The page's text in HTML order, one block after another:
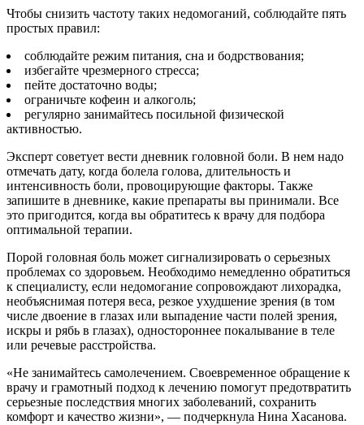
Чтобы снизить частоту таких недомоганий, соблюдайте пять
простых правил:
соблюдайте режим питания, сна и бодрствования;
избегайте чрезмерного стресса;
пейте достаточно воды;
ограничьте кофеин и алкоголь;
регулярно занимайтесь посильной физической
активностью.
Эксперт советует вести дневник головной боли. В нем надо
отмечать дату, когда болела голова, длительность и
интенсивность боли, провоцирующие факторы. Также
запишите в дневнике, какие препараты вы принимали. Все
это пригодится, когда вы обратитесь к врачу для подбора
оптимальной терапии.
Порой головная боль может сигнализировать о серьезных
проблемах со здоровьем. Необходимо немедленно обратиться
к специалисту, если недомогание сопровождают лихорадка,
необъяснимая потеря веса, резкое ухудшение зрения (в том
числе двоение в глазах или выпадение части полей зрения,
искры и рябь в глазах), одностороннее покалывание в теле
или речевые расстройства.
«Не занимайтесь самолечением. Своевременное обращение к
врачу и грамотный подход к лечению помогут предотвратить
серьезные последствия многих заболеваний, сохранить
комфорт и качество жизни», — подчеркнула Нина Хасанова.